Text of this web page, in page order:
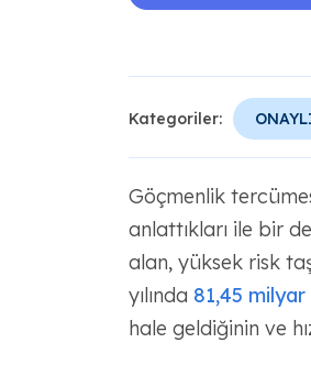
Kategoriler:
Göçmenlik
anlattıkları ile bir
alan, yüksek risk
yılında 81,45
hale geldiğinin ve